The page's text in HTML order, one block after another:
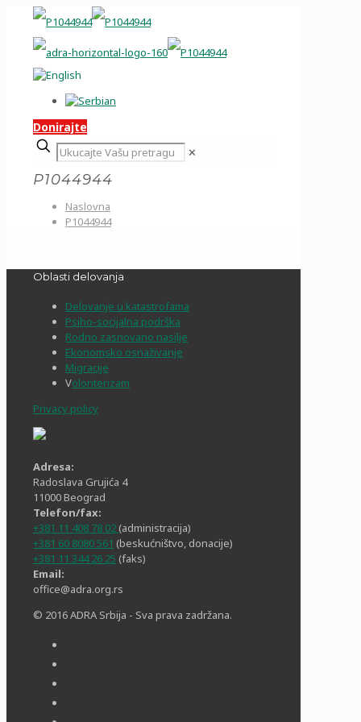
Donirajte
✕
P1044944
Naslovna
P1044944
Oblasti delovanja
Delovanje u katastrofama
Psiho-socijalna podrška
Rodno zasnovano nasilje
Ekonomsko osnaživanje
Migracije
Volonterizam
Privacy policy
Adresa:
Radoslava Grujića 4
11000 Beograd
Telefon/fax:
+381 11 408 78 02 (administracija)
+381 60 8080 561 (beskućništvo, donacije)
+381 11 344 26 25 (faks)
Email:
office@adra.org.rs
© 2016 ADRA Srbija - Sva prava zadržana.